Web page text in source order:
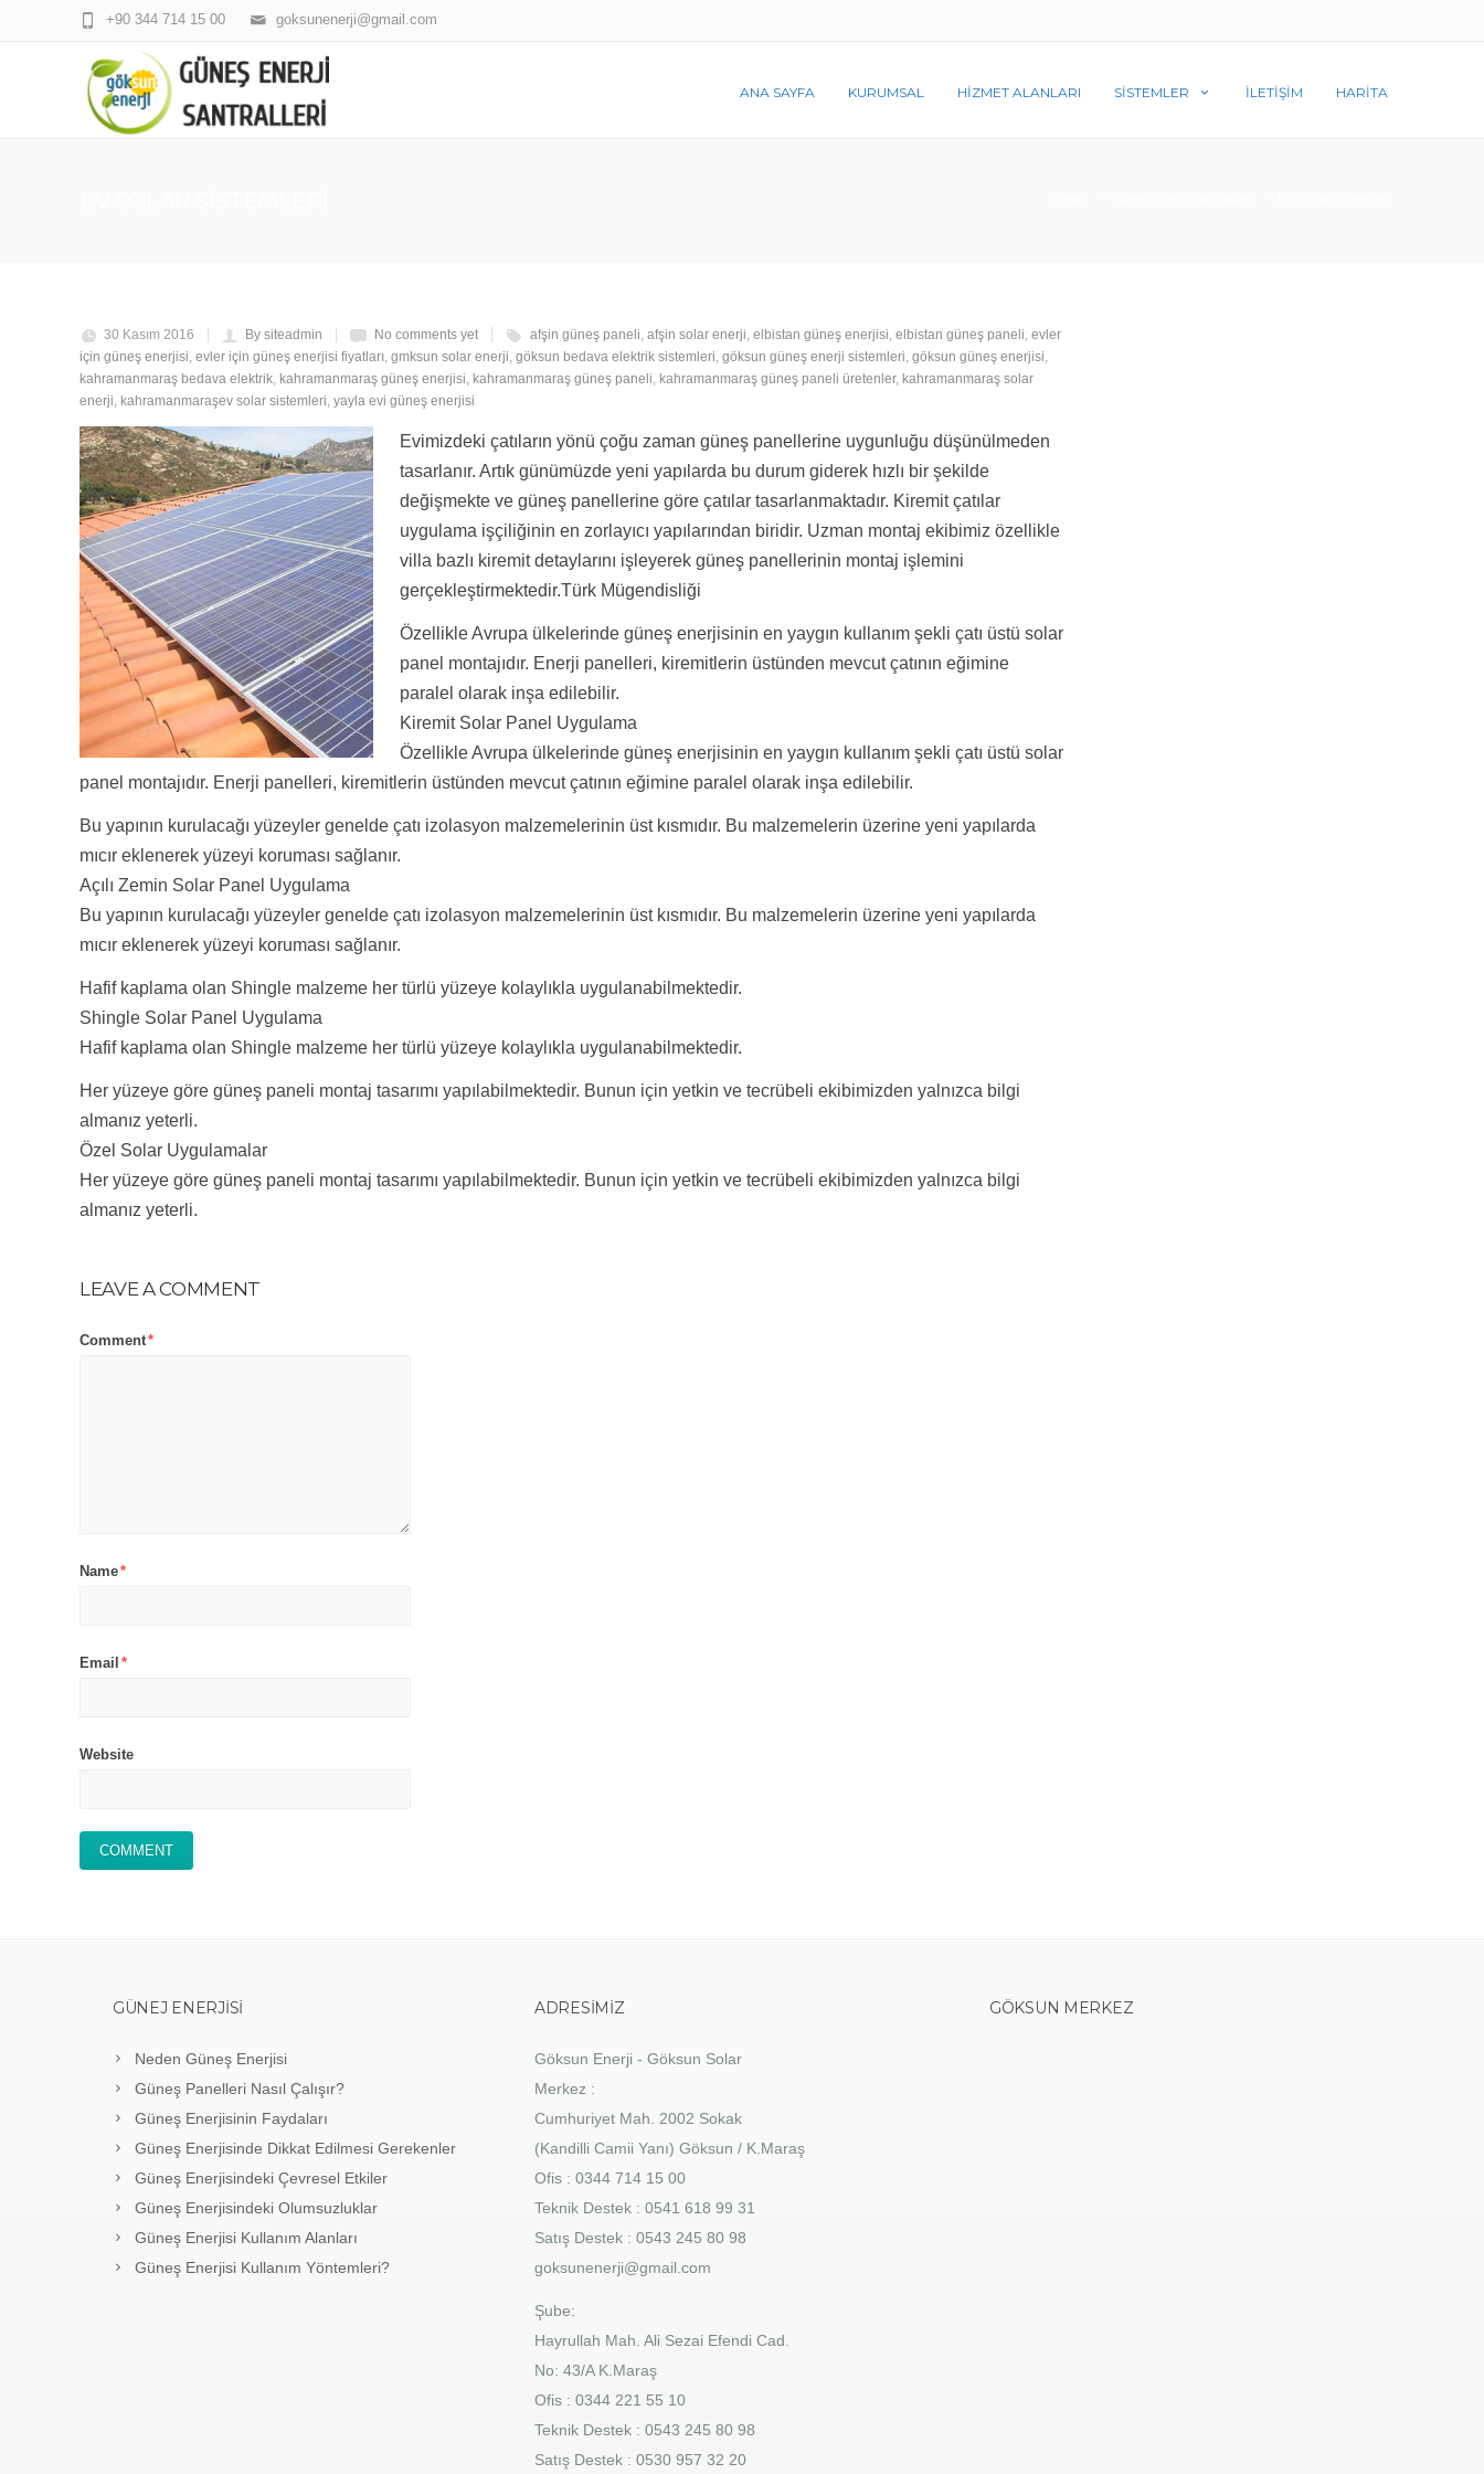
goksunenerji@gmail.com
+90 344 714 15 00
ANA SAYFA KURUMSAL HIZMET ALANLARI SISTEMLER İLETIŞIM HARITA
30 Kasım 2016 By siteadmin No comments yet afşin güneş paneli, afşin solar enerji, elbistan güneş enerjisi, elbistan güneş paneli, evler
için güneş enerjisi, evler için güneş enerjisi fiyatları, gmksun solar enerji, göksun bedava elektrik sistemleri, göksun güneş enerji sistemleri, göksun güneş enerjisi,
kahramanmaraş bedava elektrik, kahramanmaraş güneş enerjisi, kahramanmaraş güneş paneli, kahramanmaraş güneş paneli üretenler, kahramanmaraş solar
enerji, kahramanmaraşev solar sistemleri, yayla evi güneş enerjisi
Evimizdeki çatıların yönü çoğu zaman güneş panellerine uygunluğu düşünülmeden
tasarlanır. Artık günümüzde yeni yapılarda bu durum giderek hızlı bir şekilde
değişmekte ve güneş panellerine göre çatılar tasarlanmaktadır. Kiremit çatılar
uygulama işçiliğinin en zorlayıcı yapılarından biridir. Uzman montaj ekibimiz özellikle
villa bazlı kiremit detaylarını işleyerek güneş panellerinin montaj işlemini
gerçekleştirmektedir.Türk Mügendisliği
Özellikle Avrupa ülkelerinde güneş enerjisinin en yaygın kullanım şekli çatı üstü solar
panel montajıdır. Enerji panelleri, kiremitlerin üstünden mevcut çatının eğimine
paralel olarak inşa edilebilir.
Kiremit Solar Panel Uygulama
Özellikle Avrupa ülkelerinde güneş enerjisinin en yaygın kullanım şekli çatı üstü solar
panel montajıdır. Enerji panelleri, kiremitlerin üstünden mevcut çatının eğimine paralel olarak inşa edilebilir.
Bu yapının kurulacağı yüzeyler genelde çatı izolasyon malzemelerinin üst kısmıdır. Bu malzemelerin üzerine yeni yapılarda
mıcır eklenerek yüzeyi koruması sağlanır.
Açılı Zemin Solar Panel Uygulama
Bu yapının kurulacağı yüzeyler genelde çatı izolasyon malzemelerinin üst kısmıdır. Bu malzemelerin üzerine yeni yapılarda
mıcır eklenerek yüzeyi koruması sağlanır.
Hafif kaplama olan Shingle malzeme her türlü yüzeye kolaylıkla uygulanabilmektedir.
Shingle Solar Panel Uygulama
Hafif kaplama olan Shingle malzeme her türlü yüzeye kolaylıkla uygulanabilmektedir.
Her yüzeye göre güneş paneli montaj tasarımı yapılabilmektedir. Bunun için yetkin ve tecrübeli ekibimizden yalnızca bilgi
almanız yeterli.
Özel Solar Uygulamalar
Her yüzeye göre güneş paneli montaj tasarımı yapılabilmektedir. Bunun için yetkin ve tecrübeli ekibimizden yalnızca bilgi
almanız yeterli.
LEAVE A COMMENT
Comment*
Name*
Email *
Website
GÜNEJ ENERJISI
Neden Güneş Enerjisi
Güneş Panelleri Nasıl Çalışır?
Güneş Enerjisinin Faydaları
Güneş Enerjisinde Dikkat Edilmesi Gerekenler
Güneş Enerjisindeki Çevresel Etkiler
Güneş Enerjisindeki Olumsuzluklar
Güneş Enerjisi Kullanım Alanları
Güneş Enerjisi Kullanım Yöntemleri?
ADRESIMIZ
Göksun Enerji - Göksun Solar
Merkez :
Cumhuriyet Mah. 2002 Sokak
(Kandilli Camii Yanı) Göksun / K.Maraş
Ofis : 0344 714 15 00
Teknik Destek : 0541 618 99 31
Satış Destek : 0543 245 80 98
goksunenerji@gmail.com
Şube:
Hayrullah Mah. Ali Sezai Efendi Cad.
No: 43/A K.Maraş
Ofis : 0344 221 55 10
Teknik Destek : 0543 245 80 98
Satış Destek : 0530 957 32 20
GÖKSUN MERKEZ